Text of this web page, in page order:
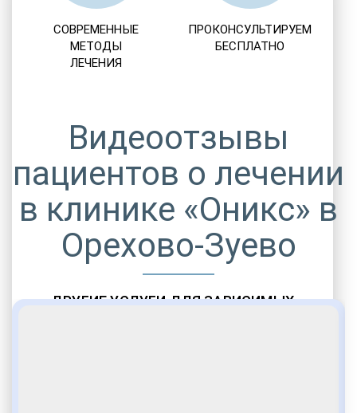
ДРУГИЕ УСЛУГИ ДЛЯ ЗАВИСИМЫХ
СОВРЕМЕННЫЕ
МЕТОДЫ
ЛЕЧЕНИЯ
ПРОКОНСУЛЬТИРУЕМ
БЕСПЛАТНО
Видеоотзывы
пациентов о лечении
в клинике «Оникс» в
Орехово-Зуево